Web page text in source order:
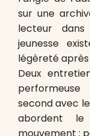
sur une
lecteur
jeunesse
légèreté
Deux
performeuse
second avec
abordent
mouvement :